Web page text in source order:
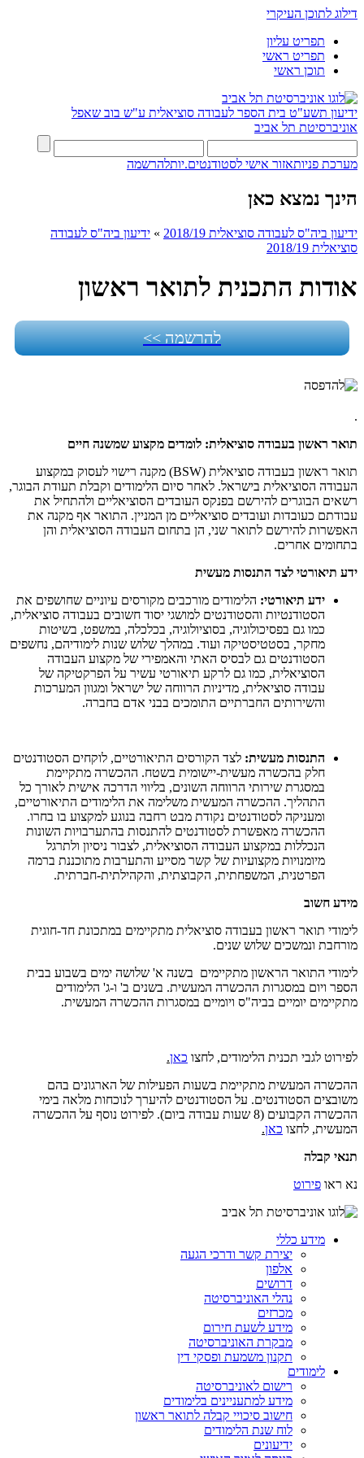
דילוג לתוכן העיקרי
תפריט עליון
תפריט ראשי
תוכן ראשי
ידיעון תשע"ט בית הספר לעבודה סוציאלית ע"ש בוב שאפל
אוניברסיטת תל אביב
מערכת פניותאזור אישי לסטודנטים.יותלהרשמה
הינך נמצא כאן
ידיעון ביה"ס לעבודה סוציאלית 2018/19 » ידיעון ביה"ס לעבודה
סוציאלית 2018/19
אודות התכנית לתואר ראשון
להרשמה >>
.
תואר ראשון בעבודה סוציאלית: לומדים מקצוע שמשנה חיים
תואר ראשון בעבודה סוציאלית (BSW) מקנה רישוי לעסוק במקצוע
העבודה הסוציאלית בישראל. לאחר סיום הלימודים וקבלת תעודת הבוגר,
רשאים הבוגרים להירשם בפנקס העובדים הסוציאליים ולהתחיל את
עבודתם כעובדות ועובדים סוציאליים מן המניין. התואר אף מקנה את
האפשרות להירשם לתואר שני, הן בתחום העבודה הסוציאלית והן
בתחומים אחרים.
ידע תיאורטי לצד התנסות מעשית
ידע תיאורטי: הלימודים מורכבים מקורסים עיוניים שחושפים את
הסטודנטיות והסטודנטים למושגי יסוד חשובים בעבודה סוציאלית,
כמו גם בפסיכולוגיה, בסוציולוגיה, בכלכלה, במשפט, בשיטות
מחקר, בסטטיסטיקה ועוד. במהלך שלוש שנות לימודיהם, נחשפים
הסטודנטים גם לבסיס האתי והאמפירי של מקצוע העבודה
הסוציאלית, כמו גם לרקע תיאורטי עשיר על הפרקטיקה של
עבודה סוציאלית, מדיניות הרווחה של ישראל ומגוון המערכות
והשירותים החברתיים התומכים בבני אדם בחברה.
התנסות מעשית: לצד הקורסים התיאורטיים, לוקחים הסטודנטים
חלק בהכשרה מעשית-יישומית בשטח. ההכשרה מתקיימת
במסגרת שירותי הרווחה השונים, בליווי הדרכה אישית לאורך כל
התהליך. ההכשרה המעשית משלימה את הלימודים התיאורטיים,
ומעניקה לסטודנטים נקודת מבט רחבה בנוגע למקצוע בו בחרו.
ההכשרה מאפשרת לסטודנטים להתנסות בהתערבויות השונות
הנכללות במקצוע העבודה הסוציאלית, לצבור ניסיון ולתרגל
מיומנויות מקצועיות של קשר מסייע והתערבות מתוכננת ברמה
הפרטנית, המשפחתית, הקבוצתית, והקהילתית-חברתית.
מידע חשוב
לימודי תואר ראשון בעבודה סוציאלית מתקיימים במתכונת חד-חוגית
מורחבת ונמשכים שלוש שנים.
לימודי התואר הראשון מתקיימים בשנה א' שלושה ימים בשבוע בבית
הספר ויום במסגרות ההכשרה המעשית. בשנים ב' ו-ג' הלימודים
מתקיימים יומיים בביה"ס ויומיים במסגרות ההכשרה המעשית.
לפירוט לגבי תכנית הלימודים, לחצו כאן.
ההכשרה המעשית מתקיימת בשעות הפעילות של הארגונים בהם
משובצים הסטודנטים. על הסטודנטים להיערך לנוכחות מלאה בימי
ההכשרה הקבועים (8 שעות עבודה ביום). לפירוט נוסף על ההכשרה
המעשית, לחצו כאן.
תנאי קבלה
נא ראו פירוט
מידע כללי
יצירת קשר ודרכי הגעה
אלפון
דרושים
נהלי האוניברסיטה
מכרזים
מידע לשעת חירום
מבקרת האוניברסיטה
תקנון משמעת ופסקי דין
לימודים
רישום לאוניברסיטה
מידע למתעניינים בלימודים
חישוב סיכויי קבלה לתואר ראשון
לוח שנת הלימודים
ידיעונים